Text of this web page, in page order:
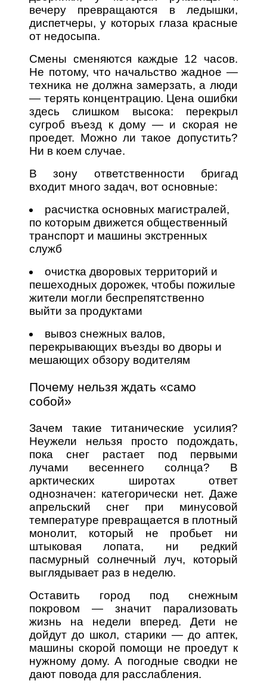
вечеру превращаются в ледышки,
диспетчеры, у которых глаза красные
от недосыпа.
Смены сменяются каждые 12 часов.
Не потому, что начальство жадное —
техника не должна замерзать, а люди
— терять концентрацию. Цена ошибки
здесь слишком высока: перекрыл
сугроб въезд к дому — и скорая не
проедет. Можно ли такое допустить?
Ни в коем случае.
В зону ответственности бригад
входит много задач, вот основные:
расчистка основных магистралей,
по которым движется общественный
транспорт и машины экстренных
служб
очистка дворовых территорий и
пешеходных дорожек, чтобы пожилые
жители могли беспрепятственно
выйти за продуктами
вывоз снежных валов,
перекрывающих въезды во дворы и
мешающих обзору водителям
Почему нельзя ждать «само
собой»
Зачем такие титанические усилия?
Неужели нельзя просто подождать,
пока снег растает под первыми
лучами весеннего солнца? В
арктических широтах ответ
однозначен: категорически нет. Даже
апрельский снег при минусовой
температуре превращается в плотный
монолит, который не пробьет ни
штыковая лопата, ни редкий
пасмурный солнечный луч, который
выглядывает раз в неделю.
Оставить город под снежным
покровом — значит парализовать
жизнь на недели вперед. Дети не
дойдут до школ, старики — до аптек,
машины скорой помощи не проедут к
нужному дому. А погодные сводки не
дают повода для расслабления.